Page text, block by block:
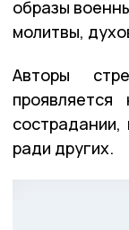
образы
молитвы,
Авторы
сострадании,
ради других.